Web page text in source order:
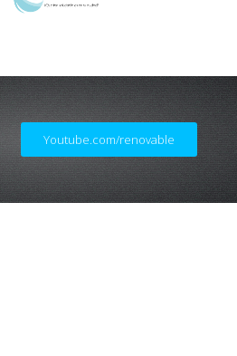
Youtube.com/renovable